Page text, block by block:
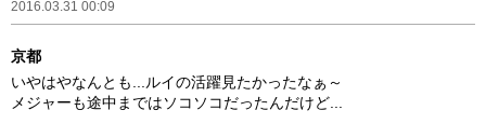
2016.03.31 00:09
京都
いやはやなんとも...ルイの活躍見たかったなぁ～
メジャーも途中まではソコソコだったんだけど...